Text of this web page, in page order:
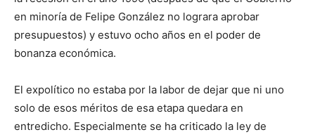
en minoría de Felipe González no lograra aprobar
presupuestos) y estuvo ocho años en el poder de
bonanza económica.
El expolítico no estaba por la labor de dejar que ni uno
solo de esos méritos de esa etapa quedara en
entredicho. Especialmente se ha criticado la ley de